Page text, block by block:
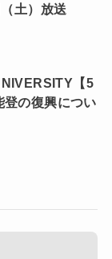
土）放送
【5
登の復興につい